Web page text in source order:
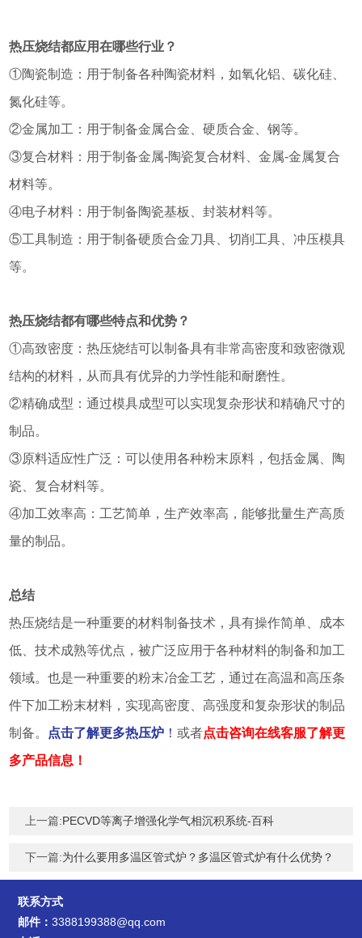
热压烧结都应用在哪些行业？
①陶瓷制造：用于制备各种陶瓷材料，如氧化铝、碳化硅、
氮化硅等。
②金属加工：用于制备金属合金、硬质合金、钢等。
③复合材料：用于制备金属-陶瓷复合材料、金属-金属复合
材料等。
④电子材料：用于制备陶瓷基板、封装材料等。
⑤工具制造：用于制备硬质合金刀具、切削工具、冲压模具
等。
热压烧结都有哪些特点和优势？
①高致密度：热压烧结可以制备具有非常高密度和致密微观
结构的材料，从而具有优异的力学性能和耐磨性。
②精确成型：通过模具成型可以实现复杂形状和精确尺寸的
制品。
③原料适应性广泛：可以使用各种粉末原料，包括金属、陶
瓷、复合材料等。
④加工效率高：工艺简单，生产效率高，能够批量生产高质
量的制品。
总结
热压烧结是一种重要的材料制备技术，具有操作简单、成本
低、技术成熟等优点，被广泛应用于各种材料的制备和加工
领域。也是一种重要的粉末冶金工艺，通过在高温和高压条
件下加工粉末材料，实现高密度、高强度和复杂形状的制品
制备。
点击了解更多热压炉 ！或者点击咨询在线客服了解更
多产品信息！
上一篇:PECVD等离子增强化学气相沉积系统-百科
下一篇:为什么要用多温区管式炉？多温区管式炉有什么优势？
联系方式
邮件：3388199388@qq.com